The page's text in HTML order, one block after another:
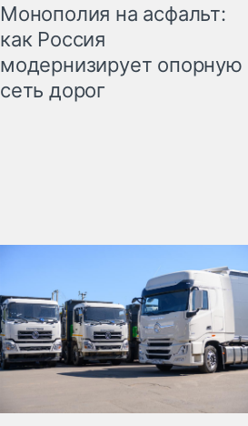
Монополия на асфальт:
как Россия
модернизирует опорную
сеть дорог